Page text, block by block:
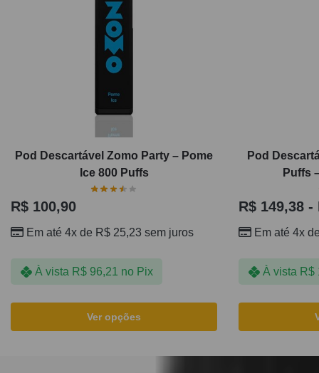
Pod Descartável Zomo Party – Pome
Ice 800 Puffs
R$ 100,90
Em até 4x de R$ 25,23 sem juros
À vista R$96,21 no Pix
Ver opções
Pod
Puffs
R$ 149,38 -
Em até 4x
À vista R$